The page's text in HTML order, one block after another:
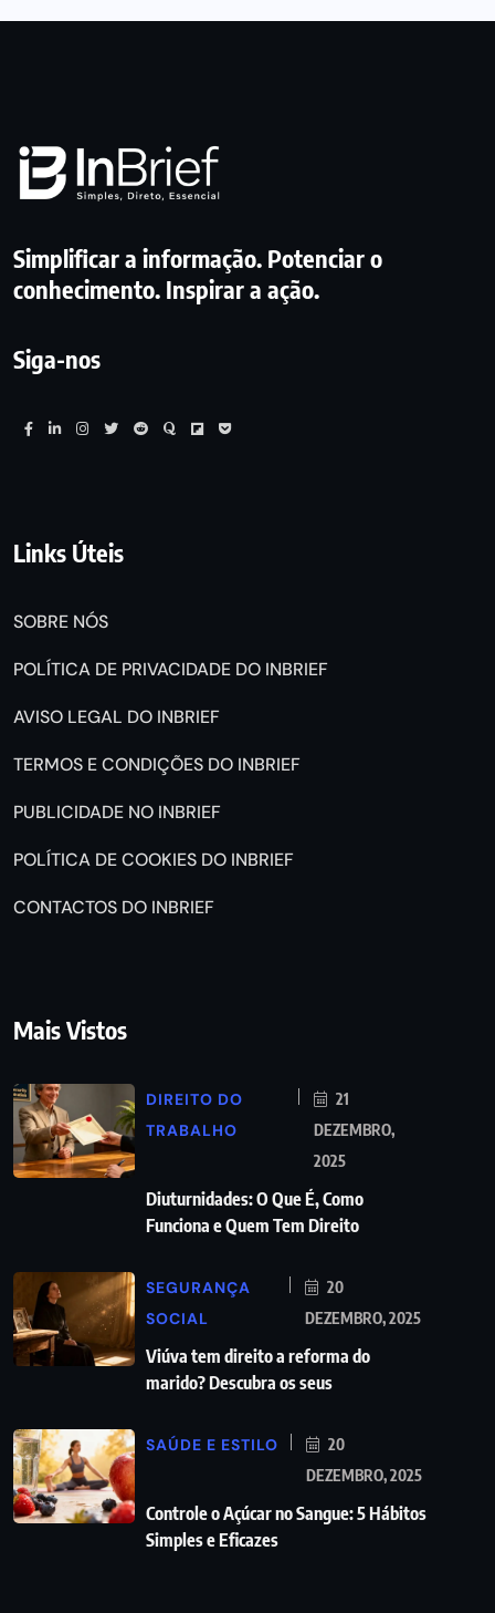
Simplificar a informação. Potenciar o
conhecimento. Inspirar a ação.
Siga-nos
Links Úteis
SOBRE NÓS
POLÍTICA DE PRIVACIDADE DO INBRIEF
AVISO LEGAL DO INBRIEF
TERMOS E CONDIÇÕES DO INBRIEF
PUBLICIDADE NO INBRIEF
POLÍTICA DE COOKIES DO INBRIEF
CONTACTOS DO INBRIEF
Mais Vistos
DIREITO DO
TRABALHO
21
DEZEMBRO,
2025
Diuturnidades: O Que É, Como
Funciona e Quem Tem Direito
SEGURANÇA
SOCIAL
20
DEZEMBRO, 2025
Viúva tem direito a reforma do
marido? Descubra os seus
SAÚDE E ESTILO
20
DEZEMBRO, 2025
Controle o Açúcar no Sangue: 5 Hábitos
Simples e Eficazes